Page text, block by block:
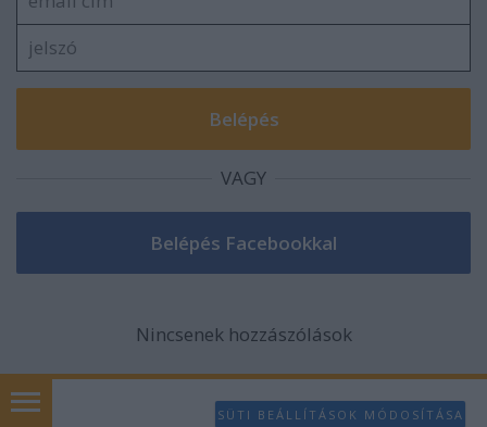
VAGY
Nincsenek hozzászólások
SÜTI BEÁLLÍTÁSOK MÓDOSÍTÁSA